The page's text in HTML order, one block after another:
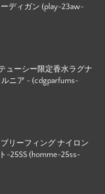
ディガン (play-23aw-
ューシー限定香水ラグナ
ニア - (cdgparfums-
リーフィング ナイロン
-25SS (homme-25ss-